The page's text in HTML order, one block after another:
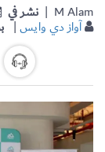
نشر في | M Alam
|آواز دي وايس